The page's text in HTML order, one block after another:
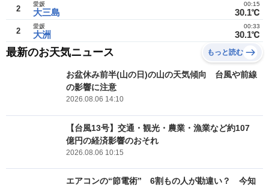
2 大三島
愛媛
30.1℃
00:15
2 大洲
愛媛
30.1℃
00:33
最新のお天気ニュース もっと読む
お盆休み前半(山の日)の山の天気傾向 台風や前線
の影響に注意
2026.08.06 14:10
【台風13号】交通・観光・農業・漁業など約107
億円の経済影響のおそれ
2026.08.06 10:15
エアコンの“節電術” 6割もの人が勘違い？ 今知